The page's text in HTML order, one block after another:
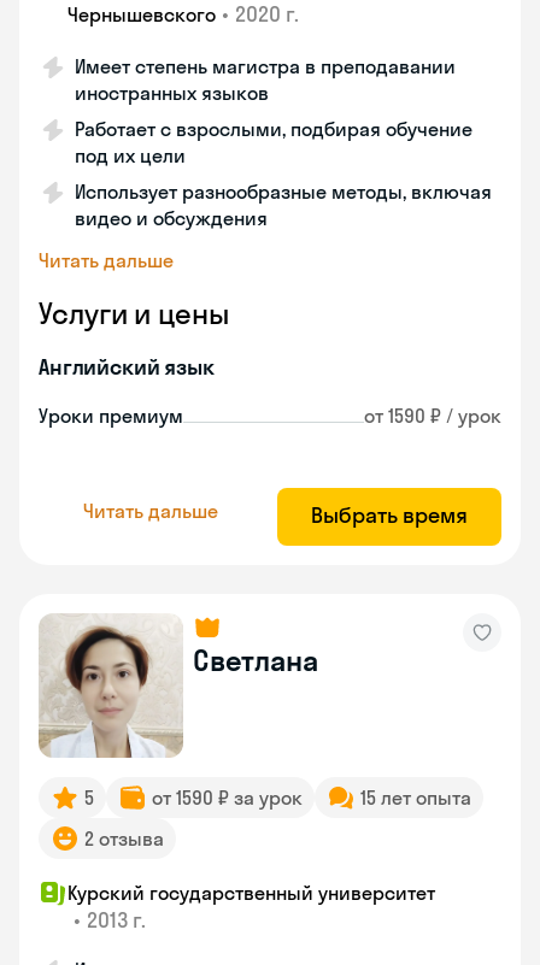
Чернышевского • 2020 г.
Имеет степень магистра в преподавании
иностранных языков
Работает с взрослыми, подбирая обучение
под их цели
Использует разнообразные методы, включая
видео и обсуждения
Читать дальше
Услуги и цены
Английский язык
Уроки премиум от 1590 ₽ / урок
Читать дальше Выбрать время
Светлана
5 от 1590 ₽ за урок
15 лет опыта
2 отзыва
Курский государственный университет
• 2013 г.